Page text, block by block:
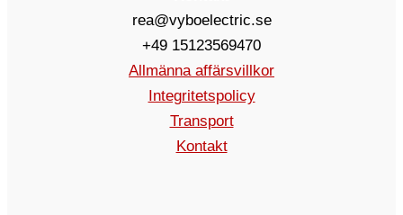
rea@vyboelectric.se
+49 15123569470
Allmänna affärsvillkor
Integritetspolicy
Transport
Kontakt